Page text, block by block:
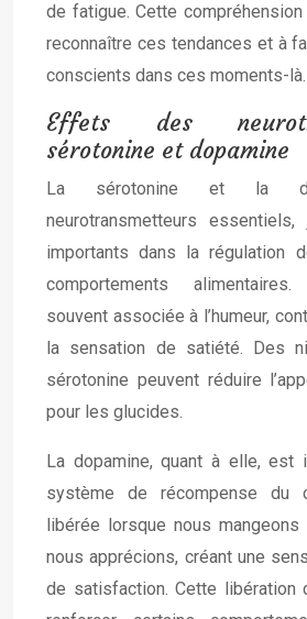
de fatigue. Cette
reconnaître ces tendances et à
conscients dans ces moments-là.
Effets des
sérotonine et dopamine
La sérotonine et la
neurotransmetteurs
importants dans la régulation
comportements
souvent associée à l’humeur,
la sensation de satiété. Des
sérotonine peuvent réduire
pour les glucides.
La dopamine, quant à elle, est
système de récompense du
libérée lorsque nous
nous apprécions, créant une
de satisfaction. Cette libération